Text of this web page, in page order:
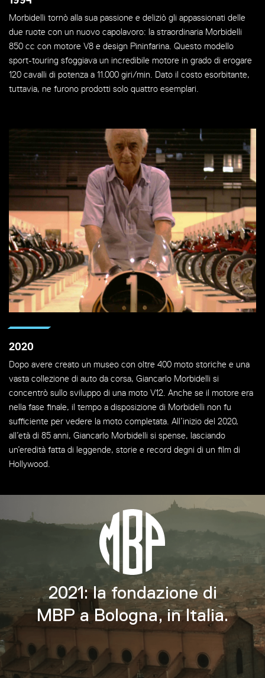
Morbidelli tornò alla sua passione e deliziò gli appassionati delle
due ruote con un nuovo capolavoro: la straordinaria Morbidelli
850 cc con motore V8 e design Pininfarina. Questo modello
sport-touring sfoggiava un incredibile motore in grado di erogare
120 cavalli di potenza a 11.000 giri/min. Dato il costo esorbitante,
tuttavia, ne furono prodotti solo quattro esemplari.
2020
Dopo avere creato un museo con oltre 400 moto storiche e una
vasta collezione di auto da corsa, Giancarlo Morbidelli si
concentrò sullo sviluppo di una moto V12. Anche se il motore era
nella fase finale, il tempo a disposizione di Morbidelli non fu
sufficiente per vedere la moto completata. All’inizio del 2020,
all’età di 85 anni, Giancarlo Morbidelli si spense, lasciando
un’eredità fatta di leggende, storie e record degni di un film di
Hollywood.
2021: la fondazione di
MBP a Bologna, in Italia.